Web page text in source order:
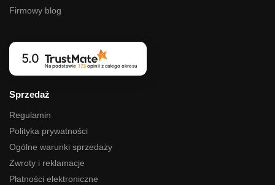
Firmowy blog
5.0
Na podstawie 173opinii z całego okresu
Sprzedaż
Regulamin
Polityka prywatności
Ogólne warunki sprzedaży
Zwroty i reklamacje
Płatności elektroniczne